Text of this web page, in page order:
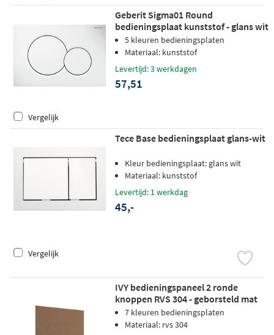
Geberit Sigma01 Round
bedieningsplaat kunststof - glans wit
5 kleuren bedieningsplaten
Materiaal: kunststof
Levertijd: 3 werkdagen
57,51
Vergelijk
Tece Base bedieningsplaat glans-wit
Kleur bedieningsplaat: glans wit
Materiaal: kunststof
Levertijd: 1 werkdag
45,-
Vergelijk
IVY bedieningspaneel 2 ronde
knoppen RVS 304 - geborsteld mat
koper PVD
7 kleuren bedieningsplaten
Materiaal: rvs 304